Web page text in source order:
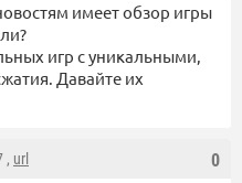
имеет обзор игры
игр с уникальными,
Давайте их
0
, url